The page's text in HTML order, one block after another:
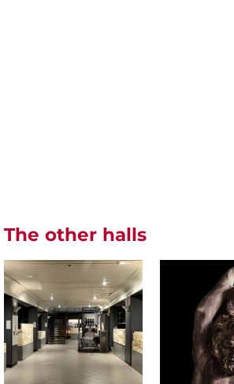
The other halls